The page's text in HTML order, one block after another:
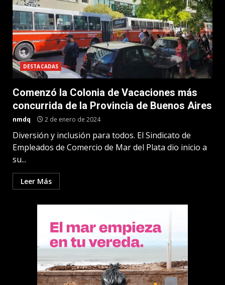
DESTACADAS
Comenzó la Colonia de Vacaciones más
concurrida de la Provincia de Buenos Aires
nmdq 2 de enero de 2024
Diversión y inclusión para todos. El Sindicato de
Empleados de Comercio de Mar del Plata dio inicio a
su...
Leer Más